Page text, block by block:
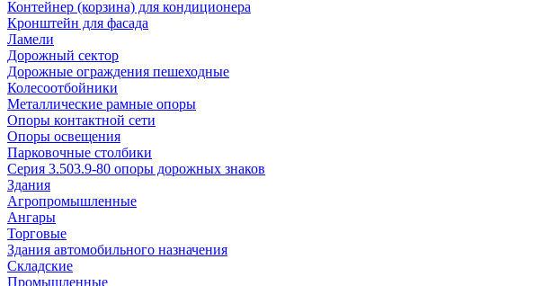
Контейнер (корзина) для кондиционера
Кронштейн для фасада
Ламели
Дорожный сектор
Дорожные ограждения пешеходные
Колесоотбойники
Металлические рамные опоры
Опоры контактной сети
Опоры освещения
Парковочные столбики
Серия 3.503.9-80 опоры дорожных знаков
Здания
Агропромышленные
Ангары
Торговые
Здания автомобильного назначения
Складские
Промышленные